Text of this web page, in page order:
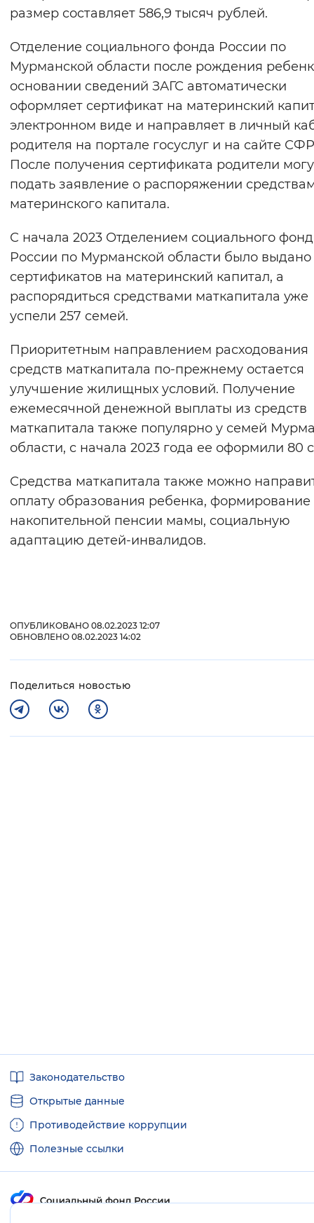
размер составляет 586,9 тысяч рублей.
Отделение социального фонда России по
Мурманской области после рождения
основании сведений ЗАГС автоматически
оформляет сертификат на материнский
электронном виде и направляет в личный
родителя на портале госуслуг и на сайте
После получения сертификата родители
подать заявление о распоряжении
материнского капитала.
С начала 2023 Отделением социального
России по Мурманской области было выдано
сертификатов на материнский капитал, а
распорядиться средствами маткапитала уже
успели 257 семей.
Приоритетным направлением расходования
средств маткапитала по-прежнему остается
улучшение жилищных условий. Получение
ежемесячной денежной выплаты из средств
маткапитала также популярно у семей
области, с начала 2023 года ее оформили 80
Средства маткапитала также можно
оплату образования ребенка, формирование
накопительной пенсии мамы, социальную
адаптацию детей-инвалидов.
ОПУБЛИКОВАНО 08.02.2023 12:07
ОБНОВЛЕНО 08.02.2023 14:02
Поделиться новостью
ссылкиЗаконодательство
Открытые данные
Противодействие коррупции
Полезные ссылки